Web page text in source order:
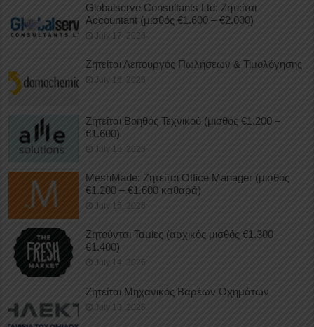
Globalserve Consultants Ltd: Ζητείται
Accountant (μισθός €1.600 – €2.000)
July 17, 2026
Ζητείται Λειτουργός Πωλήσεων & Τιμολόγησης
July 16, 2026
Ζητείται Βοηθός Τεχνικού (μισθός €1.200 –
€1.600)
July 15, 2026
MeshMade: Ζητείται Office Manager (μισθός
€1.200 – €1.600 καθαρά)
July 15, 2026
Ζητούνται Ταμίες (αρχικός μισθός €1.300 –
€1.400)
July 14, 2026
Ζητείται Μηχανικός Βαρέων Οχημάτων
July 13, 2026